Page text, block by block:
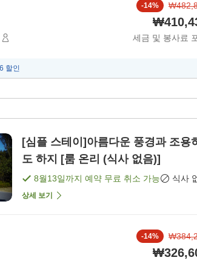
-14%
세금 및 봉사료
할인
[심플 스테이]아름다운 풍경과 조용
도 하지 [룸 온리 (식사 없음)]
8월13일까지 예약 무료 취소 가능 식사
상세 보기
-14%